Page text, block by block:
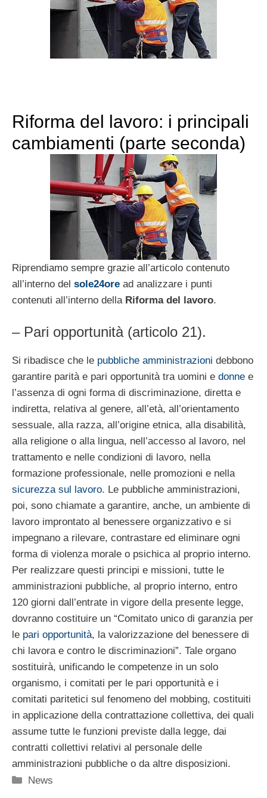
Riforma del lavoro: i principali
cambiamenti (parte seconda)
Riprendiamo sempre grazie all’articolo contenuto
all’interno del sole24ore ad analizzare i punti
contenuti all’interno della Riforma del lavoro.
– Pari opportunità (articolo 21).
Si ribadisce che le pubbliche amministrazioni debbono
garantire parità e pari opportunità tra uomini e donne e
l’assenza di ogni forma di discriminazione, diretta e
indiretta, relativa al genere, all’età, all’orientamento
sessuale, alla razza, all’origine etnica, alla disabilità,
alla religione o alla lingua, nell’accesso al lavoro, nel
trattamento e nelle condizioni di lavoro, nella
formazione professionale, nelle promozioni e nella
sicurezza sul lavoro. Le pubbliche amministrazioni,
poi, sono chiamate a garantire, anche, un ambiente di
lavoro improntato al benessere organizzativo e si
impegnano a rilevare, contrastare ed eliminare ogni
forma di violenza morale o psichica al proprio interno.
Per realizzare questi principi e missioni, tutte le
amministrazioni pubbliche, al proprio interno, entro
120 giorni dall’entrate in vigore della presente legge,
dovranno costituire un “Comitato unico di garanzia per
le pari opportunità, la valorizzazione del benessere di
chi lavora e contro le discriminazioni”. Tale organo
sostituirà, unificando le competenze in un solo
organismo, i comitati per le pari opportunità e i
comitati paritetici sul fenomeno del mobbing, costituiti
in applicazione della contrattazione collettiva, dei quali
assume tutte le funzioni previste dalla legge, dai
contratti collettivi relativi al personale delle
amministrazioni pubbliche o da altre disposizioni.
Categorie
News